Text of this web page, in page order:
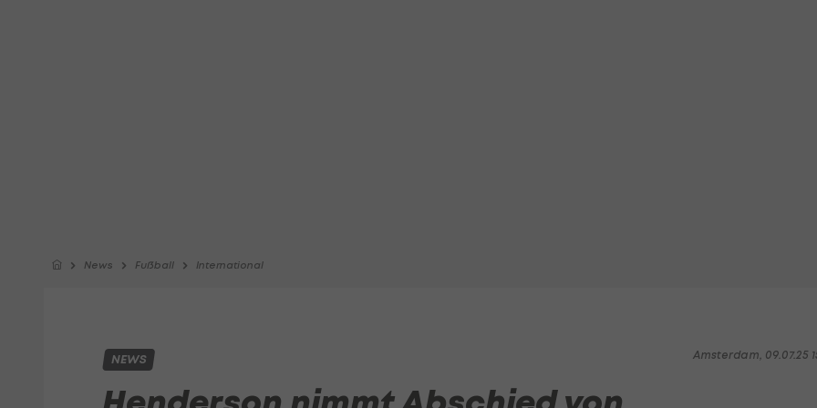
News Fußball International
Amsterdam, 09.07.25
NEWS